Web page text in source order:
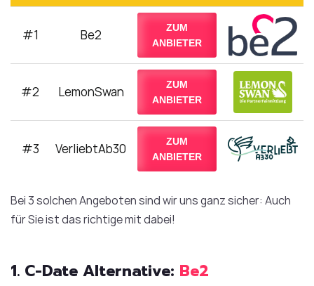
#1 Be2
ZUM
ANBIETER
#2 LemonSwan
ZUM
ANBIETER
#3 VerliebtAb30
ZUM
ANBIETER
Bei 3 solchen Angeboten sind wir uns ganz sicher: Auch
für Sie ist das richtige mit dabei!
1. C-Date Alternative: Be2